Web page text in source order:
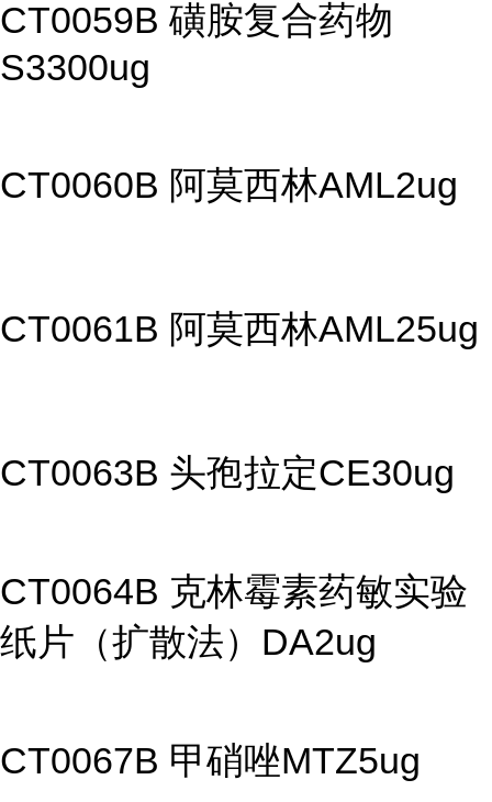
CT0059B 磺胺复合药物
S3300ug
CT0060B 阿莫西林AML2ug
CT0061B 阿莫西林AML25ug
CT0063B 头孢拉定CE30ug
CT0064B 克林霉素药敏实验
纸片（扩散法）DA2ug
CT0067B 甲硝唑MTZ5ug